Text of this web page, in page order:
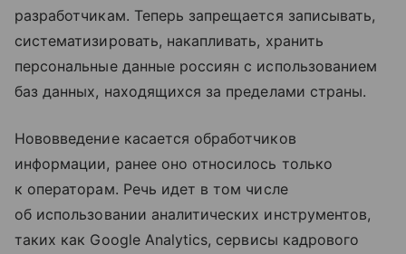
разработчикам. Теперь запрещается записывать,
систематизировать, накапливать, хранить
персональные данные россиян с использованием
баз данных, находящихся за пределами страны.
Нововведение касается обработчиков
информации, ранее оно относилось только
к операторам. Речь идет в том числе
об использовании аналитических инструментов,
таких как Google Analytics, сервисы кадрового